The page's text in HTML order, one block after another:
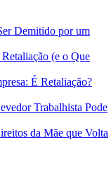
Demitido por um
(e o Que
É Retaliação?
Trabalhista Pode
da Mãe que Volta